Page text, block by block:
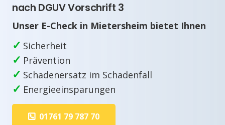
nach DGUV Vorschrift 3
Unser E-Check in Mietersheim bietet Ihnen
✓ Sicherheit
✓ Prävention
✓ Schadenersatz im Schadenfall
✓ Energieeinsparungen
01761 79 787 70